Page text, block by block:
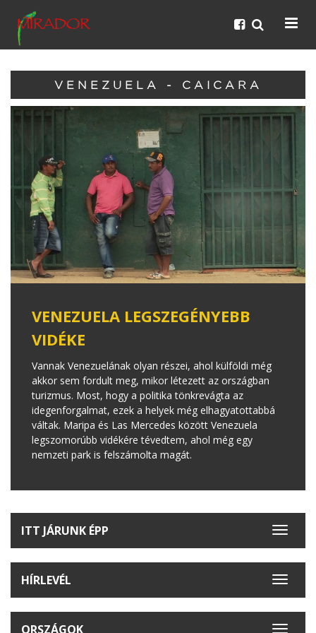
VENEZUELA - CAICARA
VENEZUELA LEGSZEGÉNYEBB
VIDÉKE
Vannak Venezuelának olyan részei, ahol külföldi még
akkor sem fordult meg, mikor létezett az országban
turizmus. Most, hogy a politika tönkrevágta az
idegenforgalmat, ezek a helyek még elhagyatottabbá
váltak. Maripa és Las Mercedes között Venezuela
legszomorúbb vidékére tévedtem, ahol még egy
nemzeti park is felszámolta magát.
Toggle
ITT JÁRUNK ÉPP
Toggle
HÍRLEVÉL
ORSZÁGOK